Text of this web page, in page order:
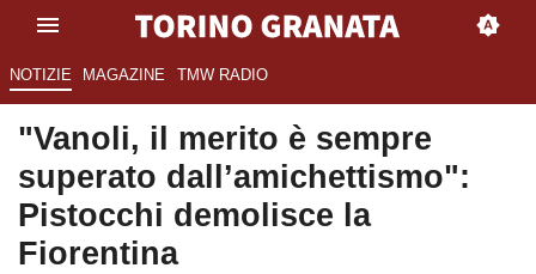
NOTIZIE MAGAZINE TMW RADIO
"Vanoli, il merito è sempre
superato dall’amichettismo":
Pistocchi demolisce la
Fiorentina